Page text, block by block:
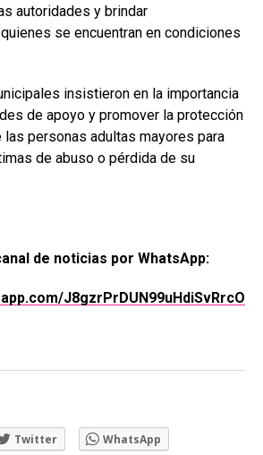
autoridades y brindar
se encuentran en condiciones
insistieron en la importancia
de apoyo y promover la protección
personas adultas mayores para
de abuso o pérdida de su
de noticias por WhatsApp:
J8gzrPrDUN99uHdiSvRrcO
Twitter WhatsApp